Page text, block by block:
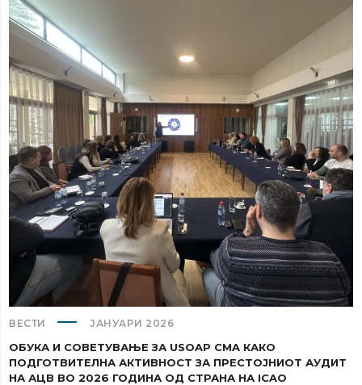
ВЕСТИ ЈАНУАРИ 2026
ОБУКА И СОВЕТУВАЊЕ ЗА USOAP CMA КАКО
ПОДГОТВИТЕЛНА АКТИВНОСТ ЗА ПРЕСТОЈНИОТ АУДИТ
НА АЦВ ВО 2026 ГОДИНА ОД СТРАНА НА ICAO